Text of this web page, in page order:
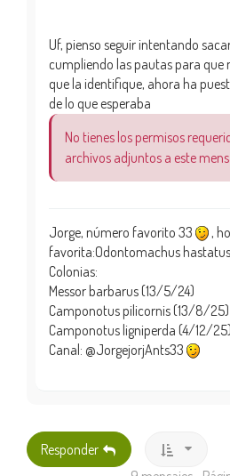
Uf, pienso seguir intentando
cumpliendo las pautas para que
que la identifique, ahora ha
de lo que esperaba
No tienes los permisos
archivos adjuntos a este
Jorge, número favorito 33
,
favorita:Odontomachus hastatus
Colonias:
Messor barbarus (13/5/24)
Camponotus pilicornis (13/8/25)
Camponotus ligniperda (4/12/25)
Canal: @JorgejorjAnts33
Responder